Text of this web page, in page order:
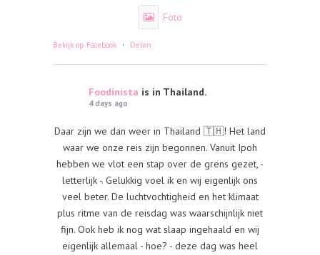
Foto
Bekijk op Facebook · Delen
Foodinista is in Thailand.
4 days ago
Daar zijn we dan weer in Thailand 🇹🇭! Het land
waar we onze reis zijn begonnen. Vanuit Ipoh
hebben we vlot een stap over de grens gezet, -
letterlijk -. Gelukkig voel ik en wij eigenlijk ons
veel beter. De luchtvochtigheid en het klimaat
plus ritme van de reisdag was waarschijnlijk niet
fijn. Ook heb ik nog wat slaap ingehaald en wij
eigenlijk allemaal - hoe? - deze dag was heel